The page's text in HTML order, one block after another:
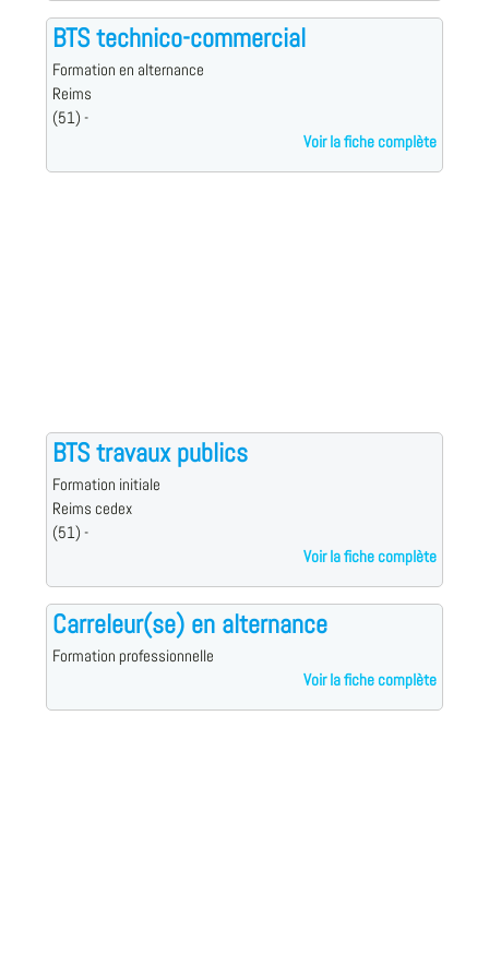
BTS technico-commercial
Formation en alternance
Reims
(51) -
Voir la fiche complète
BTS travaux publics
Formation initiale
Reims cedex
(51) -
Voir la fiche complète
Carreleur(se) en alternance
Formation professionnelle
Voir la fiche complète